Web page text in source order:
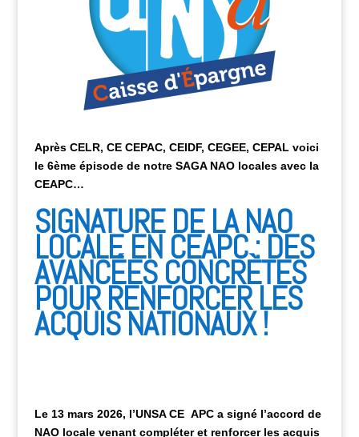
Après CELR, CE CEPAC, CEIDF, CEGEE, CEPAL voici
le 6ème épisode de notre SAGA NAO locales avec la
CEAPC…
SIGNATURE DE LA NAO
LOCALE EN CEAPC : DES
AVANCÉES CONCRÈTES
POUR RENFORCER LES
ACQUIS NATIONAUX !
Le 13 mars 2026, l’UNSA CE APC a signé l’accord de
NAO locale venant compléter et renforcer les acquis